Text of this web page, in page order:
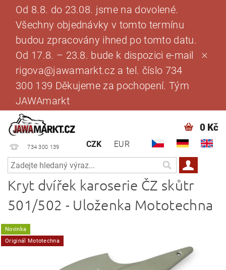
Od 8.8. do 23.08. jsme na dovolené.
Všechny objednávky v tomto termínu
budou zpracovány ihned po tomto datu.
Od 17.8. – 23.8. bude k dispozici e-mail
rigova@jawamarkt.cz a tel. číslo 734
300 139 Děkujeme za pochopení. Tým
JAWAmarkt
734 300 139 CZK EUR
0 Kč
Kryt dvířek karoserie ČZ skůtr
501/502 - Uloženka Mototechna
Novinka
Originál Mototechna